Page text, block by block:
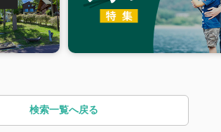
検索一覧へ戻る